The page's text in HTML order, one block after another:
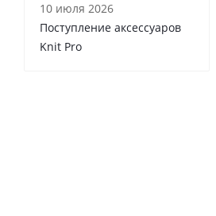
10 июля 2026
Поступление аксессуаров
Knit Pro